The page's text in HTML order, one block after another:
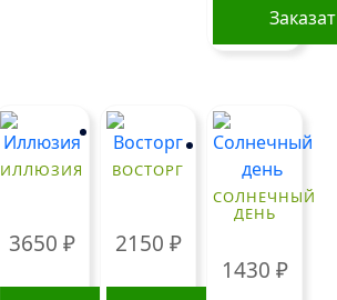
ИЛЛЮЗИЯ
3650 ₽
ВОСТОРГ
2150 ₽
СОЛНЕЧНЫЙ
ДЕНЬ
1430 ₽